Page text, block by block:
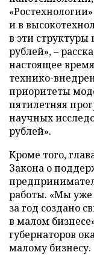
и в
в эти структуры
рублей», –
настоящее
технико-
приоритеты
пятилетняя
научных
рублей».
Кроме того,
Закона о
работы. «Мы уже
за год создано
в малом
губернаторов
малому бизнесу.